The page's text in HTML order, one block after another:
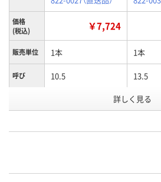
価格
(税込)
￥7,724
販売単位 1本 1本
呼び 10.5 13.5
EA61124
詳しく見る